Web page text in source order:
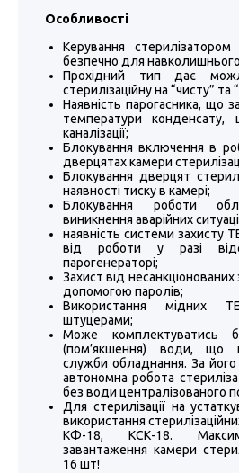
Особливості
Керування
безпечно для
Прохідний тип дає
стерилізаційну на “чисту” та
Наявність парогасника, що
температури
каналізації;
Блокування включення в
дверцятах камери
Блокування дверцят
наявності тиску в камері;
Блокування роботи
виникнення аварійних
наявність системи захисту
від роботи у разі
парогенераторі;
Захист від несанкціонованих
допомогою паролів;
Використання мідних
штуцерами;
Може комплектуватись
(пом’якшення) води, що
служби обладнання. За
автономна робота
без води централізованого
Для стерилізації на
використання
КФ-18, КСК-18.
завантаження камери
16 шт!